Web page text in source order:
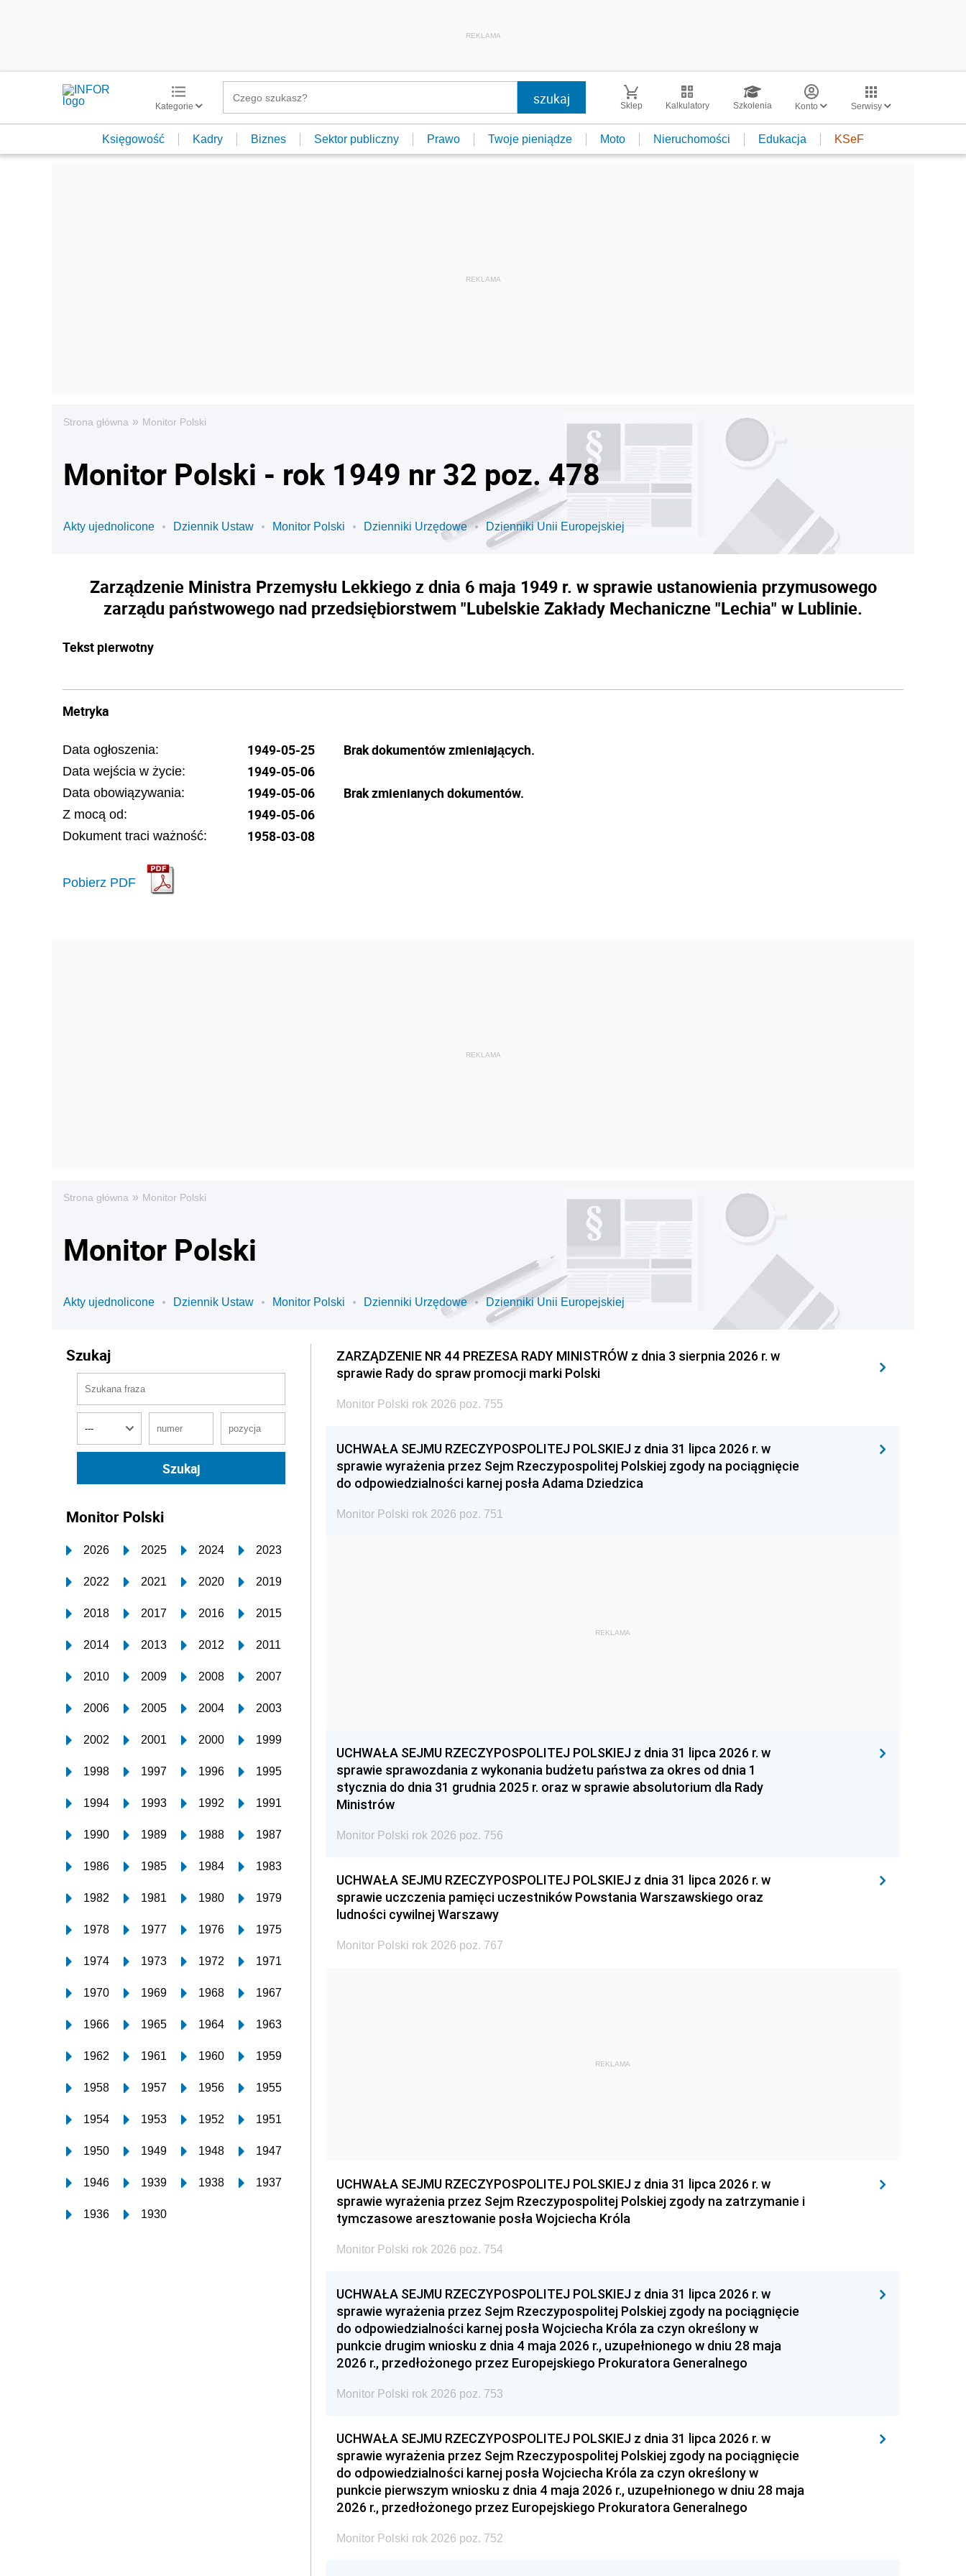
REKLAMA
Kategorie Sklep Kalkulatory Szkolenia Konto Serwisy
Księgowość Kadry Biznes Sektor publiczny Prawo Twoje pieniądze Moto Nieruchomości Edukacja KSeF
Strona główna » Monitor Polski
Monitor Polski - rok 1949 nr 32 poz. 478
Akty ujednolicone Dziennik Ustaw Monitor Polski Dzienniki Urzędowe Dzienniki Unii Europejskiej
Zarządzenie Ministra Przemysłu Lekkiego z dnia 6 maja 1949 r. w sprawie ustanowienia przymusowego
zarządu państwowego nad przedsiębiorstwem "Lubelskie Zakłady Mechaniczne "Lechia" w Lublinie.
Tekst pierwotny
Metryka
Data ogłoszenia: 1949-05-25
Data wejścia w życie: 1949-05-06
Data obowiązywania: 1949-05-06
Z mocą od: 1949-05-06
Dokument traci ważność: 1958-03-08
Pobierz PDF
Brak dokumentów zmieniających.
Brak zmienianych dokumentów.
Strona główna » Monitor Polski
Monitor Polski
Akty ujednolicone Dziennik Ustaw Monitor Polski Dzienniki Urzędowe Dzienniki Unii Europejskiej
Szukaj
Monitor Polski
2026 2025 2024 2023
2022 2021 2020 2019
2018 2017 2016 2015
2014 2013 2012 2011
2010 2009 2008 2007
2006 2005 2004 2003
2002 2001 2000 1999
1998 1997 1996 1995
1994 1993 1992 1991
1990 1989 1988 1987
1986 1985 1984 1983
1982 1981 1980 1979
1978 1977 1976 1975
1974 1973 1972 1971
1970 1969 1968 1967
1966 1965 1964 1963
1962 1961 1960 1959
1958 1957 1956 1955
1954 1953 1952 1951
1950 1949 1948 1947
1946 1939 1938 1937
1936 1930
ZARZĄDZENIE NR 44 PREZESA RADY MINISTRÓW z dnia 3 sierpnia 2026 r. w
sprawie Rady do spraw promocji marki Polski
Monitor Polski rok 2026 poz. 755
UCHWAŁA SEJMU RZECZYPOSPOLITEJ POLSKIEJ z dnia 31 lipca 2026 r. w
sprawie wyrażenia przez Sejm Rzeczypospolitej Polskiej zgody na pociągnięcie
do odpowiedzialności karnej posła Adama Dziedzica
Monitor Polski rok 2026 poz. 751
REKLAMA
UCHWAŁA SEJMU RZECZYPOSPOLITEJ POLSKIEJ z dnia 31 lipca 2026 r. w
sprawie sprawozdania z wykonania budżetu państwa za okres od dnia 1
stycznia do dnia 31 grudnia 2025 r. oraz w sprawie absolutorium dla Rady
Ministrów
Monitor Polski rok 2026 poz. 756
UCHWAŁA SEJMU RZECZYPOSPOLITEJ POLSKIEJ z dnia 31 lipca 2026 r. w
sprawie uczczenia pamięci uczestników Powstania Warszawskiego oraz
ludności cywilnej Warszawy
Monitor Polski rok 2026 poz. 767
REKLAMA
UCHWAŁA SEJMU RZECZYPOSPOLITEJ POLSKIEJ z dnia 31 lipca 2026 r. w
sprawie wyrażenia przez Sejm Rzeczypospolitej Polskiej zgody na zatrzymanie i
tymczasowe aresztowanie posła Wojciecha Króla
Monitor Polski rok 2026 poz. 754
UCHWAŁA SEJMU RZECZYPOSPOLITEJ POLSKIEJ z dnia 31 lipca 2026 r. w
sprawie wyrażenia przez Sejm Rzeczypospolitej Polskiej zgody na pociągnięcie
do odpowiedzialności karnej posła Wojciecha Króla za czyn określony w
punkcie drugim wniosku z dnia 4 maja 2026 r., uzupełnionego w dniu 28 maja
2026 r., przedłożonego przez Europejskiego Prokuratora Generalnego
Monitor Polski rok 2026 poz. 753
UCHWAŁA SEJMU RZECZYPOSPOLITEJ POLSKIEJ z dnia 31 lipca 2026 r. w
sprawie wyrażenia przez Sejm Rzeczypospolitej Polskiej zgody na pociągnięcie
do odpowiedzialności karnej posła Wojciecha Króla za czyn określony w
punkcie pierwszym wniosku z dnia 4 maja 2026 r., uzupełnionego w dniu 28 maja
2026 r., przedłożonego przez Europejskiego Prokuratora Generalnego
Monitor Polski rok 2026 poz. 752